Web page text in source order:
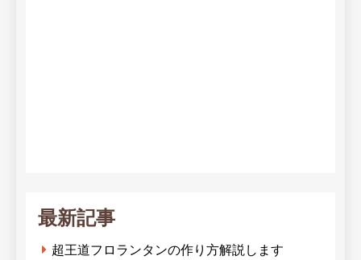
最新記事
超王道フロランタンの作り方解説します